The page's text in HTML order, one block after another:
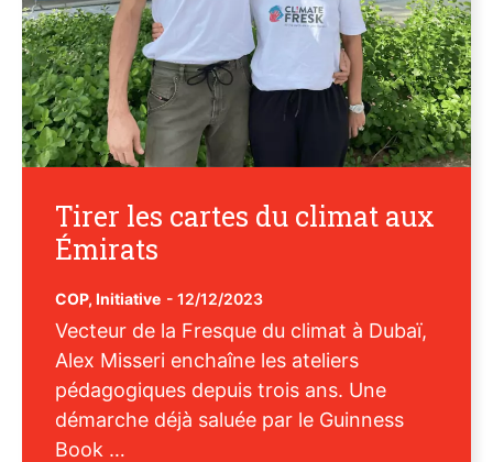
Tirer les cartes du climat aux
Émirats
COP, Initiative - 12/12/2023
Vecteur de la Fresque du climat à Dubaï,
Alex Misseri enchaîne les ateliers
pédagogiques depuis trois ans. Une
démarche déjà saluée par le Guinness
Book …